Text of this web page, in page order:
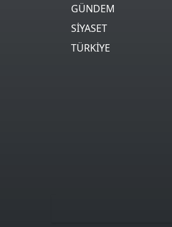
GÜNDEM
SİYASET
TÜRKİYE